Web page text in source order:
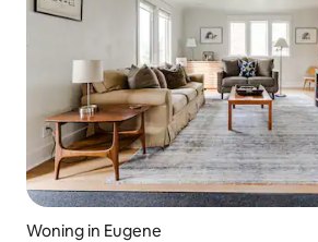
Woning in Eugene